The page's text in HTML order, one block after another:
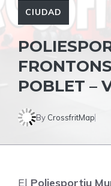
CIUDAD
POBLET –
By CrossfritMap
El Poliesportiu